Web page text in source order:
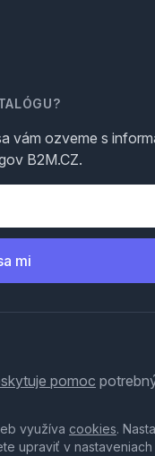
vám ozveme s
B2M.CZ.
mi
pomoc
využíva cookies.
upraviť v nastaveniach